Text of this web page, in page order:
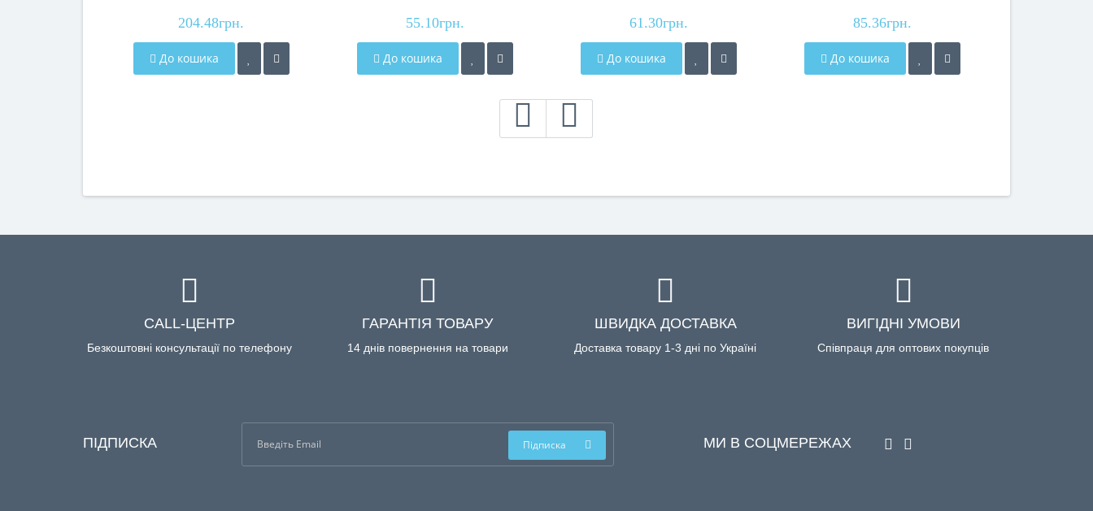
204.48грн.
До кошика
55.10грн.
До кошика
61.30грн.
До кошика
85.36грн.
До кошика
CALL-ЦЕНТР
Безкоштовні консультації по телефону
ГАРАНТІЯ ТОВАРУ
14 днів повернення на товари
ШВИДКА ДОСТАВКА
Доставка товару 1-3 дні по Україні
ВИГІДНІ УМОВИ
Співпраця для оптових покупців
ПІДПИСКА Підписка МИ В СОЦМЕРЕЖАХ